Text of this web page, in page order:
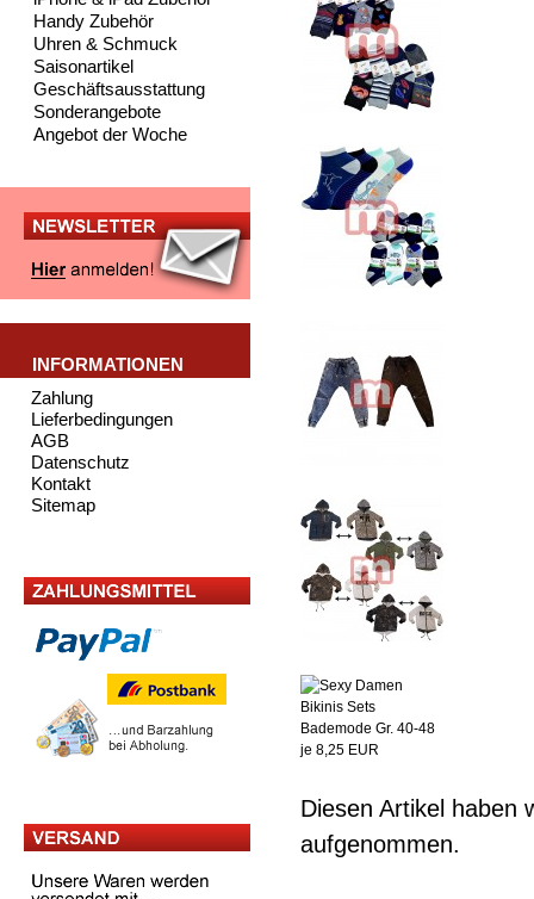
Handy Zubehör
Uhren & Schmuck
Saisonartikel
Geschäftsausstattung
Sonderangebote
Angebot der Woche
INFORMATIONEN
Zahlung
Lieferbedingungen
AGB
Datenschutz
Kontakt
Sitemap
Diesen Artikel haben
aufgenommen.